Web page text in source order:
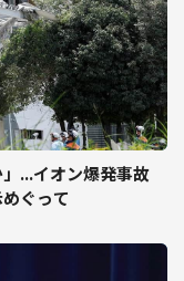
...イオン爆発事故
ぐって